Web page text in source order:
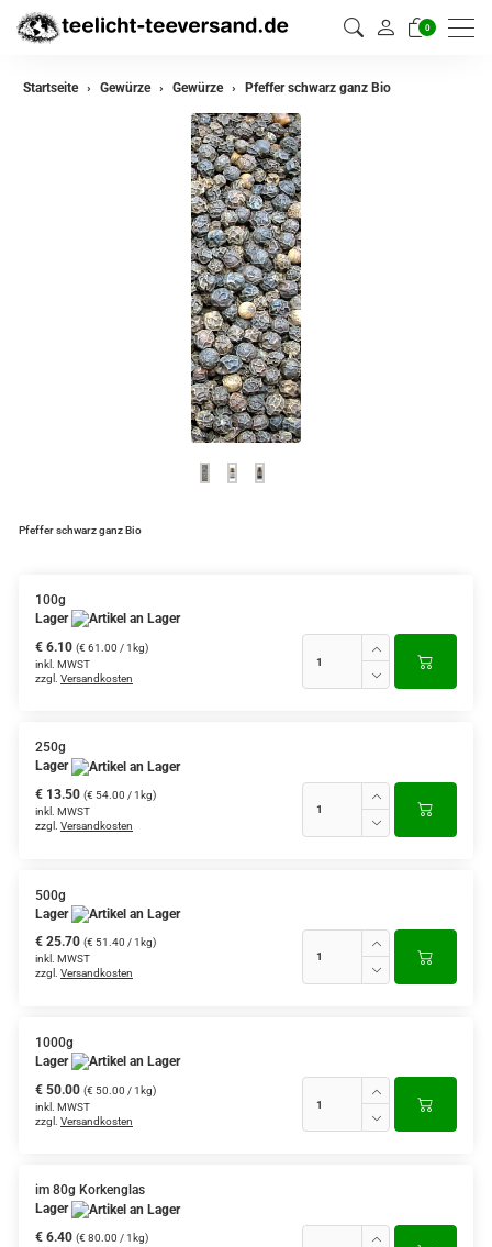
0
zurück
Startseite Gewürze Gewürze Pfeffer schwarz ganz Bio
Pfeffer schwarz ganz Bio
100g
Lager
€ 6.10 (€ 61.00 / 1kg)
inkl. MWST
zzgl. Versandkosten
250g
Lager
€ 13.50 (€ 54.00 / 1kg)
inkl. MWST
zzgl. Versandkosten
500g
Lager
€ 25.70 (€ 51.40 / 1kg)
inkl. MWST
zzgl. Versandkosten
1000g
Lager
€ 50.00 (€ 50.00 / 1kg)
inkl. MWST
zzgl. Versandkosten
im 80g Korkenglas
Lager
€ 6.40 (€ 80.00 / 1kg)